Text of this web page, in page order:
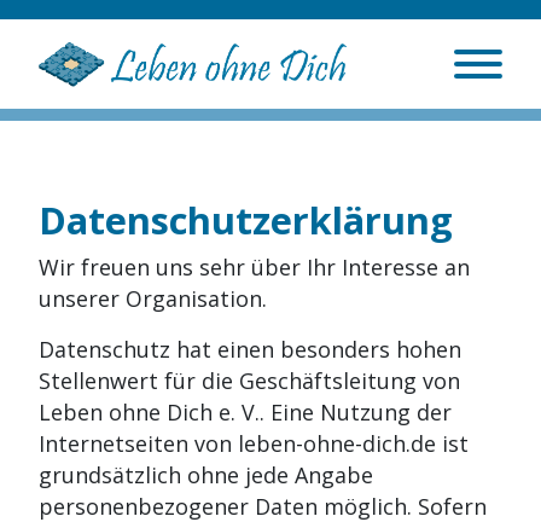
Datenschutzerklärung
Wir freuen uns sehr über Ihr Interesse an
unserer Organisation.
Datenschutz hat einen besonders hohen
Stellenwert für die Geschäftsleitung von
Leben ohne Dich e. V.. Eine Nutzung der
Internetseiten von leben-ohne-dich.de ist
grundsätzlich ohne jede Angabe
personenbezogener Daten möglich. Sofern